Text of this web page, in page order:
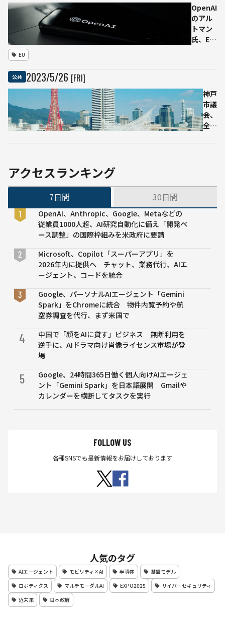
定を
急ぎ
求め
る
イン
ター
ネッ
ト革
なも
の
に」
OpenAI
のアル
トマン
氏、EU
の可能
性を示
唆
EU
公共 2023/5/26 [FRI]
神戸
市議
会、
全国
指針
める
アクセスランキング
7日間 30日間
OpenAI、Anthropic、Google、Metaなどの
従業員1000人超、AI研究自動化に備え「開発ペ
ース調整」の国際枠組みを米政府に要請
Microsoft、Copilot「スーパーアプリ」を
2026年内に提供へ チャット、業務代行、AIエ
ージェント、コードを統合
Google、パーソナルAIエージェント「Gemini
Spark」をChromeに統合 物件内覧予約や航
空券調査を代行、まず米国で
4
中国で「顔をAIに貸す」ビジネス 無断利用を
逆手に、AIドラマ向け肖像ライセンス市場が登
場
5
Google、24時間365日働く個人向けAIエージェ
ント「Gemini Spark」を日本語展開 Gmailや
カレンダーを横断してタスクを実行
FOLLOW US
各種SNSでも最新情報をお届けしております
人気のタグ
AIエージェント モビリティ×AI 半導体
基盤モデル
ロボティクス
マルチモーダルAI EXPO2025
サイバーセキュリティ
近未来
日本政府